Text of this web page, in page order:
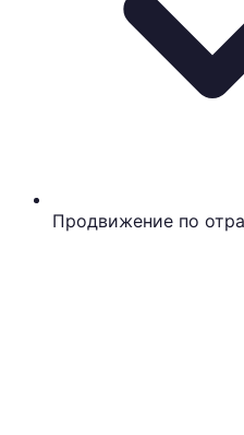
Продвижение по